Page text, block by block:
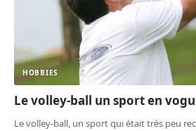
HOBBIES
Le volley-ball un sport en
Le volley-ball, un sport qui était très peu